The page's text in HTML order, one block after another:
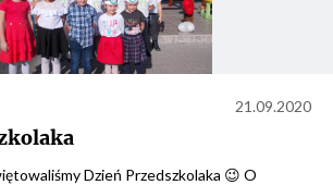
21.09.2020
Dzień Przedszkolaka 😉 O